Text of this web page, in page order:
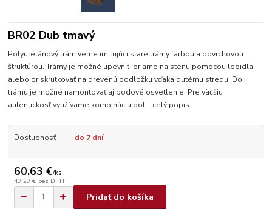
BR02 Dub tmavý
Polyuretánový trám verne imitujúci staré trámy farbou a povrchovou
štruktúrou. Trámy je možné upevniť priamo na stenu pomocou lepidla
alebo priskrutkovať na drevenú podložku vďaka dutému stredu. Do
trámu je možné namontovať aj bodové osvetlenie. Pre väčšiu
autentickosť využívame kombináciu pol... celý popis
Dostupnosť do 7 dní
60,63 €/ks
49,29 € bez DPH
Pridať do košíka